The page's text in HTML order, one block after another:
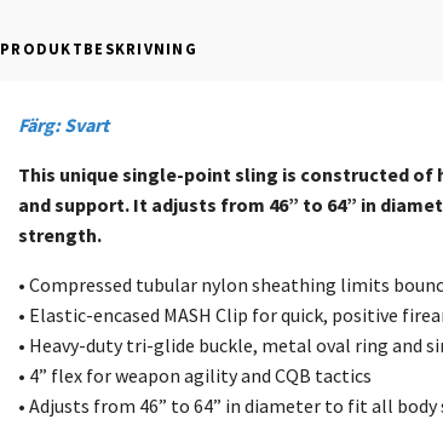
PRODUKTBESKRIVNING
Färg: Svart
This unique single-point sling is constructed
and support. It adjusts from 46” to 64” in
strength.
• Compressed tubular nylon sheathing limits
• Elastic-encased MASH Clip for quick, positive
• Heavy-duty tri-glide buckle, metal oval ring and
• 4” flex for weapon agility and CQB tactics
• Adjusts from 46” to 64” in diameter to fit all